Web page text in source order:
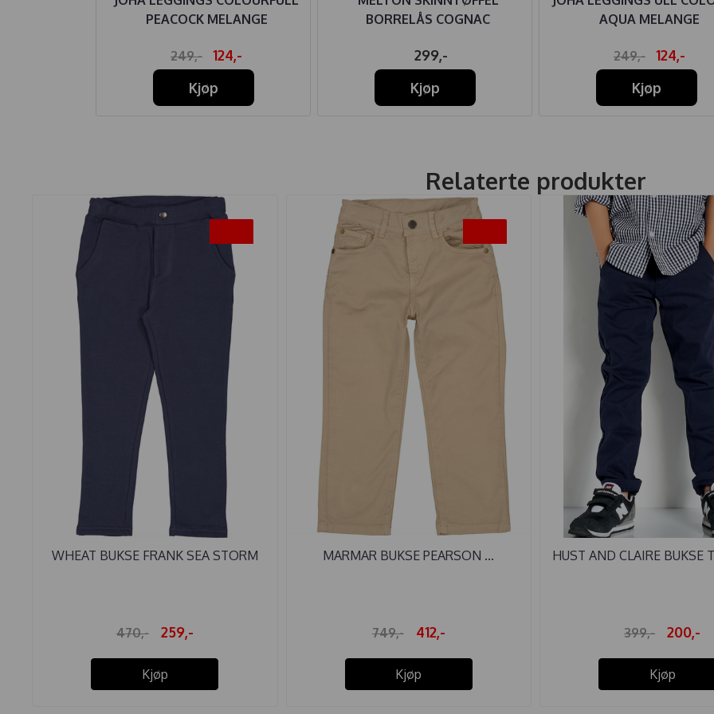
PEACOCK MELANGE
249,-
124,-
Kjøp
BORRELÅS COGNAC
299,-
Kjøp
AQUA MELANGE
249,-
124,-
Kjøp
Relaterte produkter
WHEAT BUKSE FRANK SEA STORM
470,- 259,-
Kjøp
MARMAR BUKSE PEARSON ...
749,- 412,-
Kjøp
HUST AND CLAIRE BUKSE
399,- 200,-
Kjøp